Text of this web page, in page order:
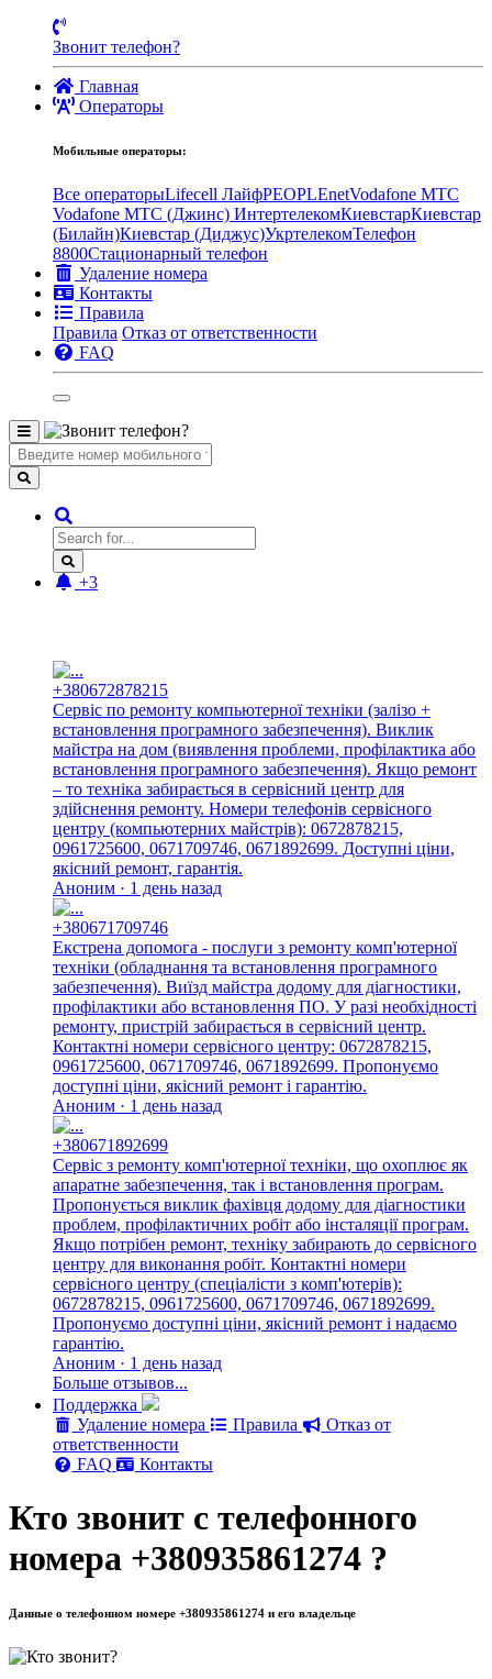
Звонит телефон?
Главная
Операторы
Мобильные операторы:
Все операторыLifecell ЛайфPEOPLEnetVodafone MTC
Vodafone МТС (Джинс) ИнтертелекомКиевстарКиевстар
(Билайн)Киевстар (Диджус)УкртелекомТелефон
8800Стационарный телефон
Удаление номера
Контакты
Правила
Правила Отказ от ответственности
FAQ
+3
+380672878215
Сервіс по ремонту компьютерної техніки (залізо +
встановлення програмного забезпечення). Виклик
майстра на дом (виявлення проблеми, профілактика або
встановлення програмного забезпечення). Якщо ремонт
– то техніка забирається в сервісний центр для
здійснення ремонту. Номери телефонів сервісного
центру (компьютерних майстрів): 0672878215,
0961725600, 0671709746, 0671892699. Доступні ціни,
якісний ремонт, гарантія.
Аноним · 1 день назад
+380671709746
Екстрена допомога - послуги з ремонту комп'ютерної
техніки (обладнання та встановлення програмного
забезпечення). Виїзд майстра додому для діагностики,
профілактики або встановлення ПО. У разі необхідності
ремонту, пристрій забирається в сервісний центр.
Контактні номери сервісного центру: 0672878215,
0961725600, 0671709746, 0671892699. Пропонуємо
доступні ціни, якісний ремонт і гарантію.
Аноним · 1 день назад
+380671892699
Сервіс з ремонту комп'ютерної техніки, що охоплює як
апаратне забезпечення, так і встановлення програм.
Пропонується виклик фахівця додому для діагностики
проблем, профілактичних робіт або інсталяції програм.
Якщо потрібен ремонт, техніку забирають до сервісного
центру для виконання робіт. Контактні номери
сервісного центру (спеціалісти з комп'ютерів):
0672878215, 0961725600, 0671709746, 0671892699.
Пропонуємо доступні ціни, якісний ремонт і надаємо
гарантію.
Аноним · 1 день назад
Больше отзывов...
Поддержка
Удаление номера
Правила
Отказ от
ответственности
FAQ
Контакты
Кто звонит с телефонного
номера +380935861274 ?
Данные о телефонном номере +380935861274 и его владельце